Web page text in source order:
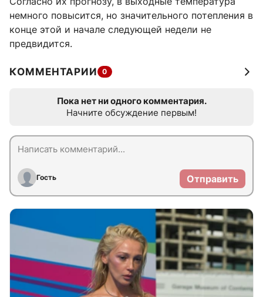
немного повысится, но значительного потепления в
конце этой и начале следующей недели не
предвидится.
КОММЕНТАРИИ 0
Пока нет ни одного комментария.
Начните обсуждение первым!
Гость Отправить